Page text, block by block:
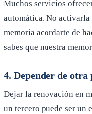
Muchos servicios
automática. No
memoria acordarte de
sabes que nuestra
4. Depender de otra
Dejar la renovación en
un tercero puede ser un